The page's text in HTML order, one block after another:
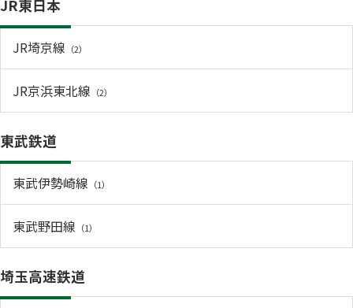
JR東日本
JR埼京線 （2）
JR京浜東北線 （2）
東武鉄道
東武伊勢崎線 （1）
東武野田線 （1）
埼玉高速鉄道